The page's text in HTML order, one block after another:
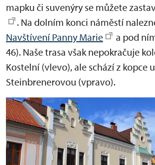
mapku či suvenýry se můžete
. Na dolním konci náměstí
Navštívení Panny Marie
a pod
46). Naše trasa však nepokračuje
Kostelní (vlevo), ale schází z kopce
Steinbrenerovou (vpravo).